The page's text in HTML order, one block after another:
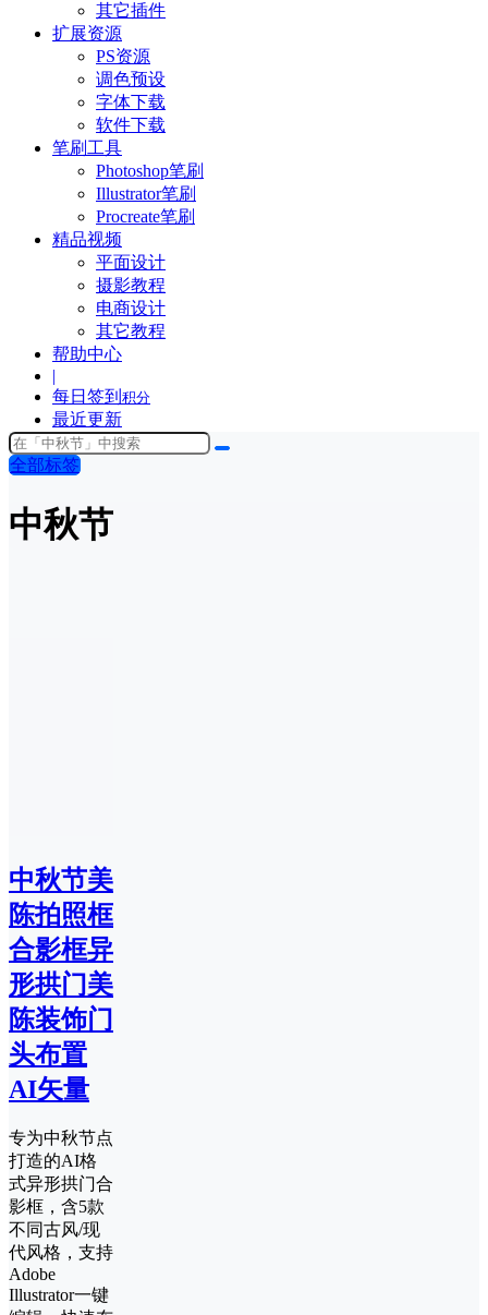
其它插件
扩展资源
PS资源
调色预设
字体下载
软件下载
笔刷工具
Photoshop笔刷
Illustrator笔刷
Procreate笔刷
精品视频
平面设计
摄影教程
电商设计
其它教程
帮助中心
|
每日签到 积分
最近更新
全部标签
中秋节
中秋节美
陈拍照框
合影框异
形拱门美
陈装饰门
头布置
AI矢量
专为中秋节点
打造的AI格
式异形拱门合
影框，含5款
不同古风/现
代风格，支持
Adobe
Illustrator一键